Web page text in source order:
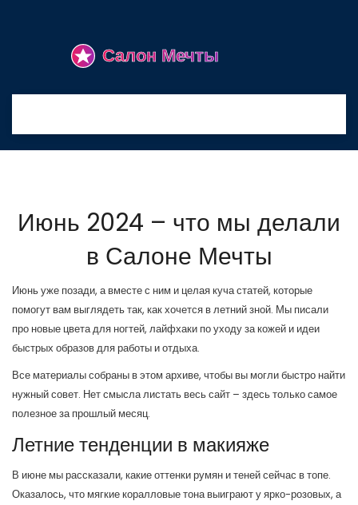
Июнь 2024 – что мы делали
в Салоне Мечты
Июнь уже позади, а вместе с ним и целая куча статей, которые
помогут вам выглядеть так, как хочется в летний зной. Мы писали
про новые цвета для ногтей, лайфхаки по уходу за кожей и идеи
быстрых образов для работы и отдыха.
Все материалы собраны в этом архиве, чтобы вы могли быстро найти
нужный совет. Нет смысла листать весь сайт – здесь только самое
полезное за прошлый месяц.
Летние тенденции в макияже
В июне мы рассказали, какие оттенки румян и теней сейчас в топе.
Оказалось, что мягкие коралловые тона выиграют у ярко-розовых, а